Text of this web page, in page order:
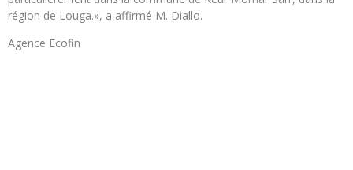
région de Louga.», a affirmé M. Diallo.
Agence Ecofin